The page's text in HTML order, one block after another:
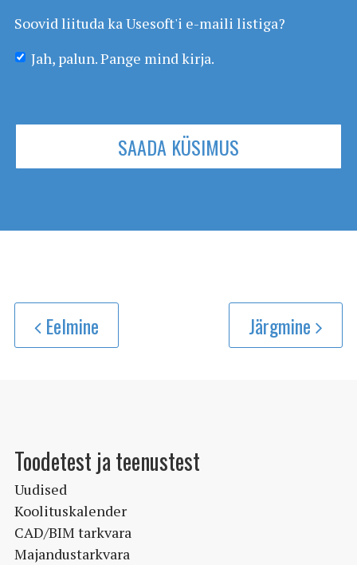
Soovid liituda ka Usesoft'i e-maili listiga?
Jah, palun. Pange mind kirja.
SAADA KÜSIMUS
Eelmine Järgmine
Toodetest ja teenustest
Uudised
Koolituskalender
CAD/BIM tarkvara
Majandustarkvara